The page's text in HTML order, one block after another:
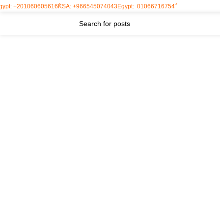
KSA: +966545074043
+201060605616